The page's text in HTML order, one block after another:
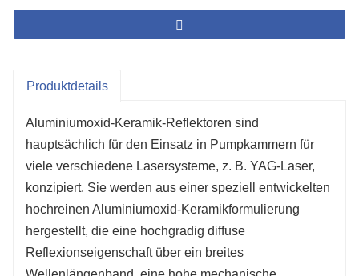
Wärmeausdehnungskoeffizienten
Produktdetails
Aluminiumoxid-Keramik-Reflektoren sind
hauptsächlich für den Einsatz in Pumpkammern für
viele verschiedene Lasersysteme, z. B. YAG-Laser,
konzipiert. Sie werden aus einer speziell entwickelten
hochreinen Aluminiumoxid-Keramikformulierung
hergestellt, die eine hochgradig diffuse
Reflexionseigenschaft über ein breites